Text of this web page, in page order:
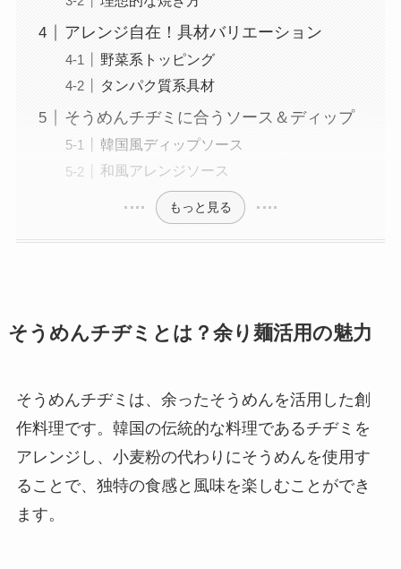
アレンジ自在！具材バリエーション
野菜系トッピング
タンパク質系具材
そうめんチヂミに合うソース＆ディップ
韓国風ディップソース
和風アレンジソース
もっと見る
そうめんチヂミとは？余り麺活用の魅力
そうめんチヂミは、余ったそうめんを活用した創
作料理です。韓国の伝統的な料理であるチヂミを
アレンジし、小麦粉の代わりにそうめんを使用す
ることで、独特の食感と風味を楽しむことができ
ます。